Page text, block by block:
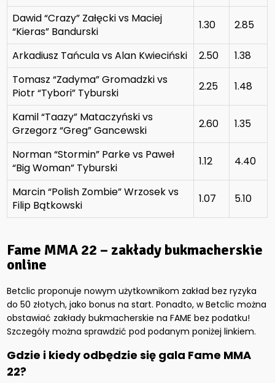
Dawid “Crazy” Załęcki vs Maciej
“Kieras” Bandurski
1.30 2.85
Arkadiusz Tańcula vs Alan Kwieciński 2.50
1.38
Tomasz “Zadyma” Gromadzki vs
Piotr “Tybori” Tyburski
2.25 1.48
Kamil “Taazy” Mataczyński vs
Grzegorz “Greg” Gancewski
2.60 1.35
Norman “Stormin” Parke vs Paweł
“Big Woman” Tyburski
1.12 4.40
Marcin “Polish Zombie” Wrzosek vs
Filip Bątkowski
1.07 5.10
Fame MMA 22 – zakłady bukmacherskie
online
Betclic proponuje nowym użytkownikom zakład bez ryzyka
do 50 złotych, jako bonus na start. Ponadto, w Betclic można
obstawiać zakłady bukmacherskie na FAME bez podatku!
Szczegóły można sprawdzić pod podanym poniżej linkiem.
Gdzie i kiedy odbędzie się gala Fame MMA
22?